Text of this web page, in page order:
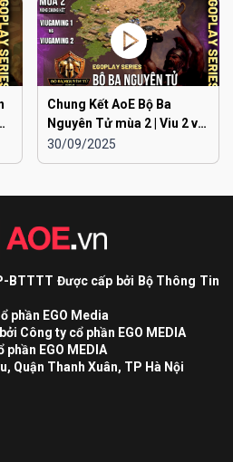
Chung Kết AoE Bộ Ba
Nguyên Tử mùa 2 | Viu 2 vs
Viu 1
30/09/2025
BTTTT Được cấp bởi Bộ Thông Tin
phần EGO Media
Công ty cổ phần EGO MEDIA
EGO MEDIA
Quận Thanh Xuân, TP Hà Nội